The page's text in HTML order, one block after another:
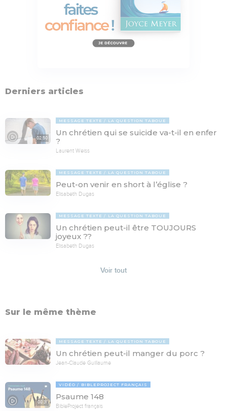
Derniers articles
02:50
MESSAGE TEXTE LA QUESTION TABOUE
Un chrétien qui se suicide va-t-il en enfer
?
Laurent Weiss
MESSAGE TEXTE LA QUESTION TABOUE
Peut-on venir en short à l’église ?
Elisabeth Dugas
MESSAGE TEXTE LA QUESTION TABOUE
Un chrétien peut-il être TOUJOURS
joyeux ??
Elisabeth Dugas
Voir tout
Sur le même thème
MESSAGE TEXTE LA QUESTION TABOUE
Un chrétien peut-il manger du porc ?
Jean-Claude Guillaume
08:31
VIDÉO BIBLEPROJECT FRANÇAIS
Psaume 148
BibleProject français